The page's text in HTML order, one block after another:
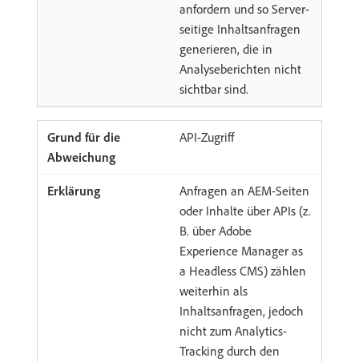
anfordern und so Server-
seitige Inhaltsanfragen
generieren, die in
Analyseberichten nicht
sichtbar sind.
API-Zugriff
Anfragen an AEM-Seiten
oder Inhalte über APIs (z.
B. über Adobe
Experience Manager as
a Headless CMS) zählen
weiterhin als
Inhaltsanfragen, jedoch
nicht zum Analytics-
Tracking durch den